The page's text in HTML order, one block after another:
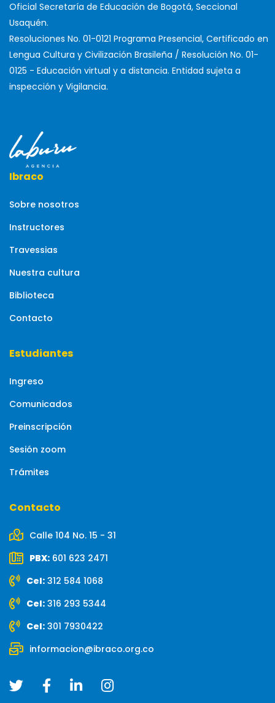
Oficial Secretaría de Educación de Bogotá, Seccional
Usaquén.
Resoluciones No. 01-0121 Programa Presencial, Certificado en
Lengua Cultura y Civilización Brasileña / Resolución No. 01-
0125 - Educación virtual y a distancia. Entidad sujeta a
inspección y Vigilancia.
Ibraco
Sobre nosotros
Instructores
Travessias
Nuestra cultura
Biblioteca
Contacto
Estudiantes
Ingreso
Comunicados
Preinscripción
Sesión zoom
Trámites
Contacto
Calle 104 No. 15 - 31
PBX: 601 623 2471
Cel: 312 584 1068
Cel: 316 293 5344
Cel: 301 7930422
informacion@ibraco.org.co